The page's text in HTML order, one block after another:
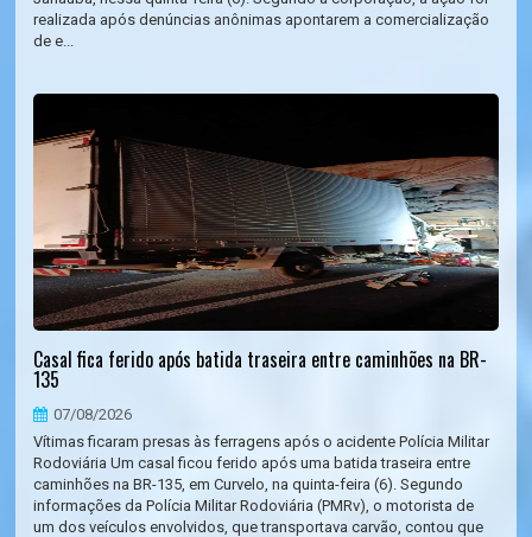
realizada após denúncias anônimas apontarem a comercialização
de e...
Casal fica ferido após batida traseira entre caminhões na BR-
135
07/08/2026
Vítimas ficaram presas às ferragens após o acidente Polícia Militar
Rodoviária Um casal ficou ferido após uma batida traseira entre
caminhões na BR-135, em Curvelo, na quinta-feira (6). Segundo
informações da Polícia Militar Rodoviária (PMRv), o motorista de
um dos veículos envolvidos, que transportava carvão, contou que